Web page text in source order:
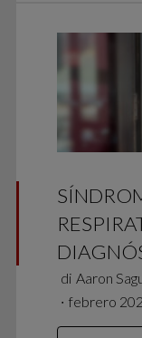
di Aaron
∙ febrero